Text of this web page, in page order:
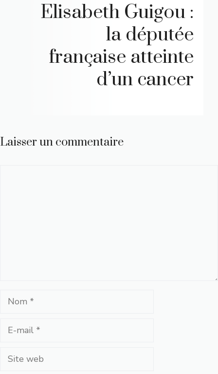
Elisabeth Guigou :
la députée
française atteinte
d’un cancer
Laisser un commentaire
Nom
Site